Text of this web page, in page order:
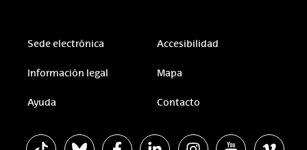
Sede electrónica Accesibilidad
Información legal Mapa
Ayuda Contacto